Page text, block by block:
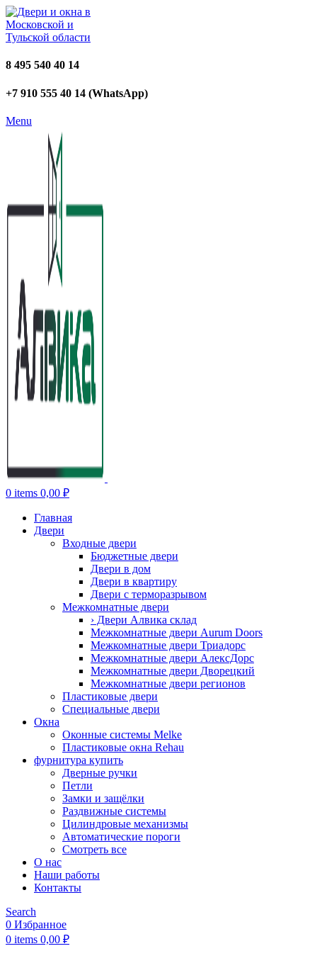
8 495 540 40 14
+7 910 555 40 14 (WhatsApp)
Menu
0 items 0,00 ₽
Главная
Двери
Входные двери
Бюджетные двери
Двери в дом
Двери в квартиру
Двери с терморазрывом
Межкомнатные двери
› Двери Алвика склад
Межкомнатные двери Aurum Doors
Межкомнатные двери Триадорс
Межкомнатные двери АлексДорс
Межкомнатные двери Дворецкий
Межкомнатные двери регионов
Пластиковые двери
Специальные двери
Окна
Оконные системы Melke
Пластиковые окна Rehau
фурнитура купить
Дверные ручки
Петли
Замки и защёлки
Раздвижные системы
Цилиндровые механизмы
Автоматические пороги
Смотреть все
О нас
Наши работы
Контакты
Search
0 Избранное
0 items 0,00 ₽